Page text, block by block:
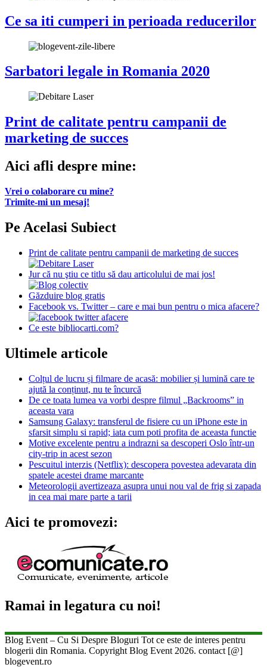
Ce sa iti cumperi in perioada reducerilor
Sarbatori legale in Romania 2020
Print de calitate pentru campanii de
marketing de succes
Aici afli despre mine:
Vrei o colaborare cu mine?
Trimite-mi un mesaj!
Pe Acelasi Subiect
Print de calitate pentru campanii de marketing de succes
Jur că nu ştiu ce titlu să dau articolului de mai jos!
Găzduire blog gratis
Facebook vs. Twitter – care e mai bun pentru o mica afacere?
Ce este bibliocarti.com?
Ultimele articole
Colțul de lucru și filmare de acasă: mobilier și lumină care te
ajută la conținut, nu te încurcă
De ce toata lumea va vorbi despre filmul „Backrooms” in
aceasta vara
Samsung Galaxy: transferul de fisiere cu un iPhone este in
sfarsit simplu si rapid; iata cum poti profita de aceasta functie
Motive excelente pentru a indrazni sa descoperi Oslo într-un
city-trip in acest sezon
Pescuitul interzis (Netflix): descopera povestea adevarata din
spatele acestei drame marcante
Meteorologii avertizeaza asupra unui nou val de frig si zapada
in cea mai mare parte a tarii
Aici te promovezi:
Ramai in legatura cu noi!
Blog Event – Cu Si Despre Bloguri Tot ce este de interes pentru
blogerii din Romania. Copyright Blog Event 2026. contact [@]
blogevent.ro